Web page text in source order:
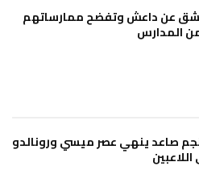
عن داعش وتفضح ممارساتهم
المدارس
صاعد ينهي عصر ميسي ورونالدو